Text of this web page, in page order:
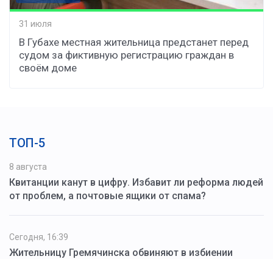
31 июля
В Губахе местная жительница предстанет перед
судом за фиктивную регистрацию граждан в
своём доме
ТОП-5
8 августа
Квитанции канут в цифру. Избавит ли реформа людей
от проблем, а почтовые ящики от спама?
Сегодня, 16:39
Жительницу Гремячинска обвиняют в избиении